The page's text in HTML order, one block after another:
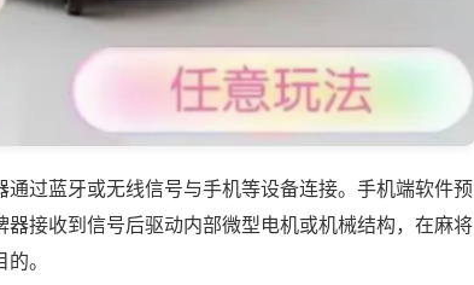
过蓝牙或无线信号与手机等设备连接。手机端软件预
接收到信号后驱动内部微型电机或机械结构，在麻将
。